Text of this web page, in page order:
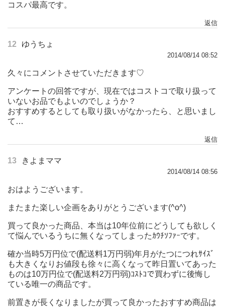
コスパ最高です。
返信
12 ゆうちょ
2014/08/14 08:52
久々にコメントさせていただきます♡
アンケートの回答ですが、現在ではコストコで取り扱って
いないお品でもよいのでしょうか？
おすすめするとしても取り扱いがなかったら、と思いまし
て…
返信
13 きよまママ
2014/08/14 08:56
おはようございます。
またまた楽しい企画をありがとうございます(^o^)
買って良かった商品、本当は10年位前にどうしても欲しく
て悩んでいるうちに無くなってしまったｶｳﾁｿﾌｧｰです。
確か当時5万円位で(配送料1万円弱)年月がたつにつれｻｲｽﾞ
も大きくなりお値段も徐々に高くなって昨日置いてあった
ものは10万円位で(配送料2万円弱)ｺｽﾄｺで買わずに後悔し
ている唯一の商品です。
前置きが長くなりましたが買って良かったおすすめ商品は